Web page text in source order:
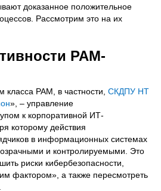
доказанное положительное
Рассмотрим это на их
PAM-
PAM, в частности, СКДПУ НТ
», – управление
к корпоративной ИТ-
которому действия
в информационных системах
и контролируемыми. Это
риски кибербезопасности,
фактором», а также пересмотреть